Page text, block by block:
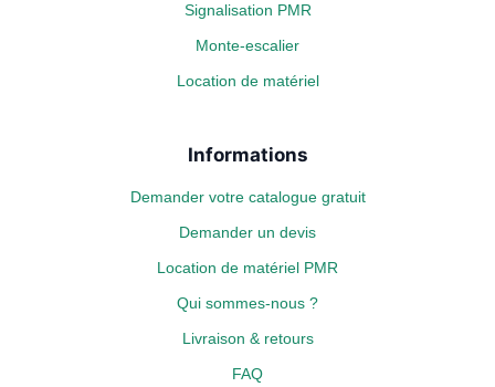
Signalisation PMR
Monte-escalier
Location de matériel
Informations
Demander votre catalogue gratuit
Demander un devis
Location de matériel PMR
Qui sommes-nous ?
Livraison & retours
FAQ